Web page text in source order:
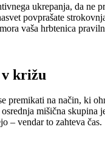
ukrepanja, da
povprašate
vaša hrbtenica
v križu
premikati na način, ki
mišična
– vendar to zahteva čas.